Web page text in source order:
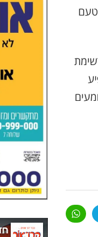
שלו יממה לפני הבחירות כאשר לעיר תגיע מועמדת מס' 4 ברשימת
בו יופיע